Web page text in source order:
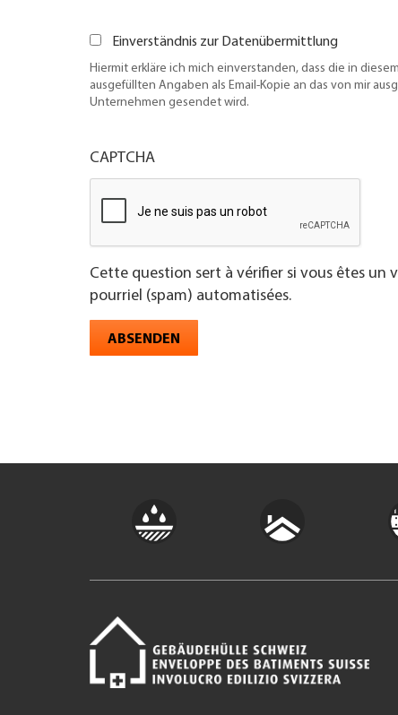
Einverständnis zur Datenübermittlung
Hiermit erkläre ich mich einverstanden, dass die in
ausgefüllten Angaben als Email-Kopie an das von mir
Unternehmen gesendet wird.
CAPTCHA
Cette question sert à vérifier si vous êtes un
pourriel (spam) automatisées.
ABSENDEN